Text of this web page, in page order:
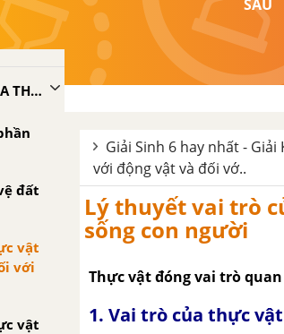
SAU
CHƯƠNG IX. VAI TRÒ CỦA THỰC VẬT
đất
vật
với
vật
Giải Sinh 6 hay nhất -
với động vật và đối vớ..
Lý thuyết vai trò
sống con người
Thực vật đóng vai trò
1. Vai trò của thực